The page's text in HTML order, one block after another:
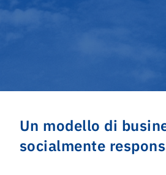
Un modello di
socialmente